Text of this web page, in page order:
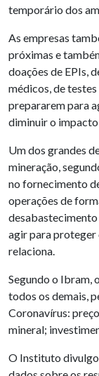
temporário dos
As empresas
próximas e
doações de EPIs,
médicos, de
prepararem para
diminuir o
Um dos grandes
mineração,
no fornecimento
operações de
desabastecimento
agir para proteger
relaciona.
Segundo o Ibram,
todos os demais,
Coronavírus:
mineral;
O Instituto